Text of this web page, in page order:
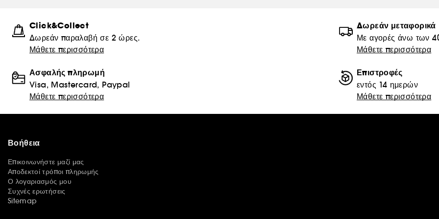
Click&Collect
Δωρεάν παραλαβή σε 2 ώρες.
Μάθετε περισσότερα
Δωρεάν μεταφορικά
Με αγορές άνω των
Μάθετε περισσότερα
Ασφαλής πληρωμή
Visa, Mastercard, Paypal
Μάθετε περισσότερα
Επιστροφές
εντός 14 ημερών
Μάθετε περισσότερα
Βοήθεια
Επικοινωνήστε μαζί μας
Αποδεκτοί τρόποι πληρωμής
Ο λογαριασμός μου
Συχνές ερωτήσεις
Sitemap